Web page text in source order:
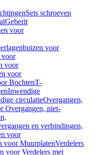
Sets schroeven
Geberit
voor
voor
voor
voor
voor
BochtenT-
Inwendige
circulatieOvergangen,
Overgangen, niet-
en verbindingen,
voor
voor MuurplatenVerdelers
voor Verdelers met